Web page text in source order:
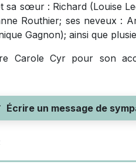
sa sœur : Richard (Louise
Routhier; ses neveux :
Gagnon); ainsi que
Carole Cyr pour son
Écrire un message de